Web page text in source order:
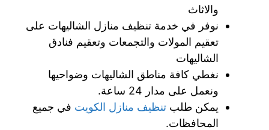
والاثاث
نوفر في خدمة تنظيف منازل الشاليهات على
تعقيم المولات والتجمعات وتعقيم فنادق
الشاليهات
نغطي كافة مناطق الشاليهات وضواحيها
ونعمل على مدار 24 ساعة.
يمكن طلب تنظيف منازل الكويت في جميع
المحافظات.